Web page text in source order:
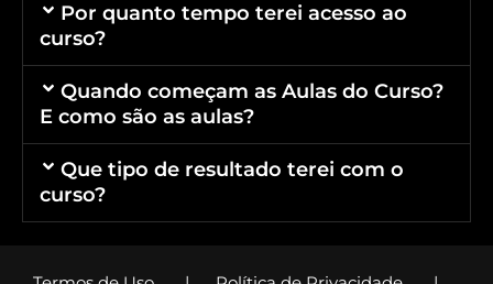
Por quanto tempo terei acesso ao
curso?
Quando começam as Aulas do Curso?
E como são as aulas?
Que tipo de resultado terei com o
curso?